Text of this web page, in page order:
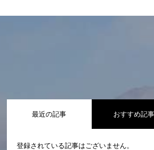
最近の記事 おすすめ記事
登録されている記事はございません。